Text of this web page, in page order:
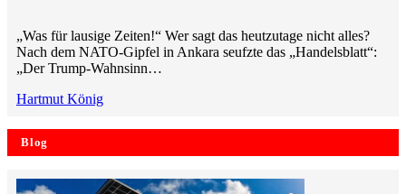
„Was für lausige Zeiten!“ Wer sagt das heutzutage nicht alles?
Nach dem NATO-Gipfel in Ankara seufzte das „Handelsblatt“:
„Der Trump-Wahnsinn…
Hartmut König
Blog